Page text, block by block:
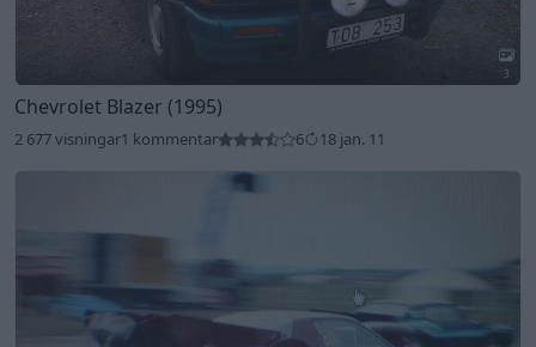
3
Chevrolet Blazer (1995)
2 677 visningar1 kommentar 6 18 jan. 11